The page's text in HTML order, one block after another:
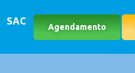
SAC
Agendamento